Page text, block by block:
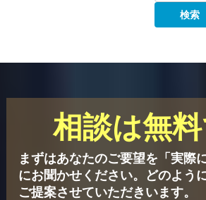
相談は無
まずはあなたのご要望を「実際
にお聞かせください。
どのよう
ご提案させていただきいます。